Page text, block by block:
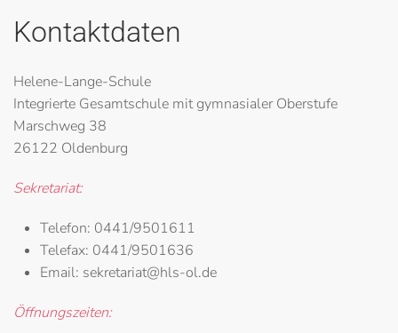
Kontaktdaten
Helene-Lange-Schule
Integrierte Gesamtschule mit gymnasialer Oberstufe
Marschweg 38
26122 Oldenburg
Sekretariat:
Telefon: 0441/9501611
Telefax: 0441/9501636
Email: sekretariat@hls-ol.de
Öffnungszeiten: